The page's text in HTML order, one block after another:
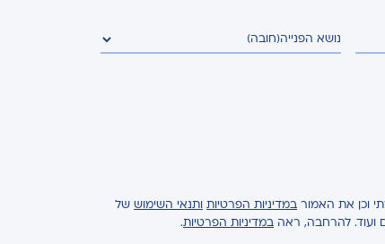
נושא הפנייה(חובה)
וכן את האמור במדיניות הפרטיות ותנאי השימוש של
ועוד. להרחבה, ראה במדיניות הפרטיות.